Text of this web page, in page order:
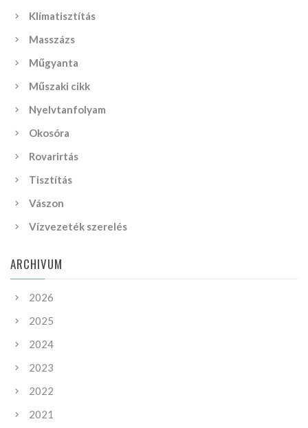
Klímatisztítás
Masszázs
Műgyanta
Műszaki cikk
Nyelvtanfolyam
Okosóra
Rovarirtás
Tisztítás
Vászon
Vízvezeték szerelés
ARCHIVUM
2026
2025
2024
2023
2022
2021